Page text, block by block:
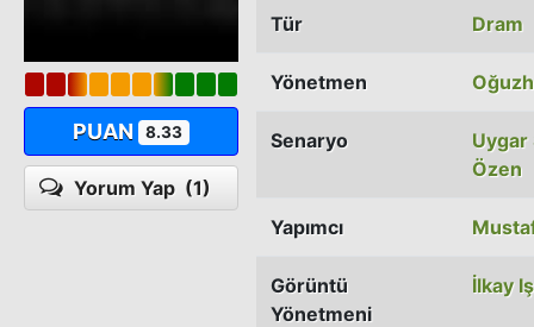
PUAN 8.33
Yorum Yap (1)
Tür Dram
Yönetmen
Senaryo
Uygar
Özen
Yapımcı
Görüntü
Yönetmeni
İlkay